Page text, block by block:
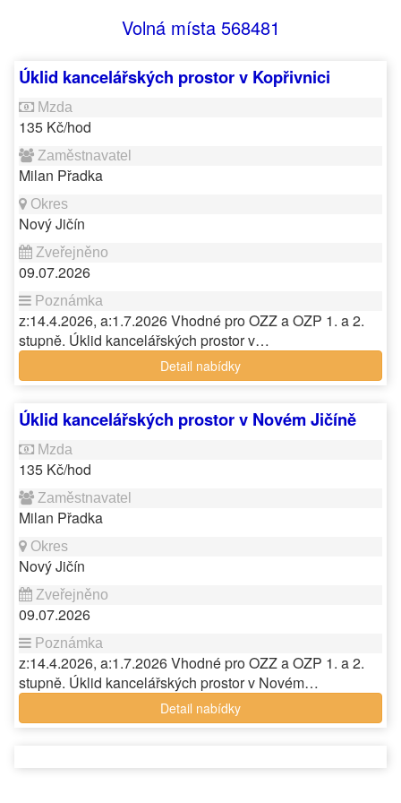
Volná místa 568481
Úklid kancelářských prostor v Kopřivnici
135 Kč/hod
Milan Přadka
Nový Jičín
09.07.2026
z:14.4.2026, a:1.7.2026 Vhodné pro OZZ a OZP 1. a 2.
stupně. Úklid kancelářských prostor v…
Detail nabídky
Úklid kancelářských prostor v Novém Jičíně
135 Kč/hod
Milan Přadka
Nový Jičín
09.07.2026
z:14.4.2026, a:1.7.2026 Vhodné pro OZZ a OZP 1. a 2.
stupně. Úklid kancelářských prostor v Novém…
Detail nabídky